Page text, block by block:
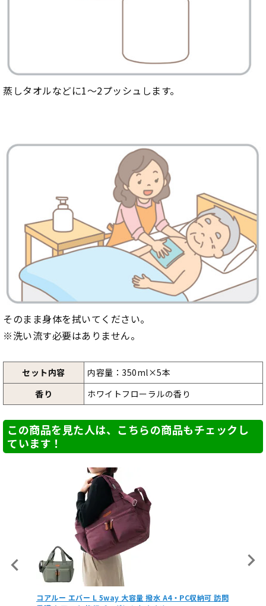
蒸しタオルなどに1～2プッシュします。
そのまま身体を拭いてください。
※洗い流す必要はありません。
セット内容
内容量：350ml×5本
香り
ホワイトフローラルの香り
この商品を見た人は、こちらの商品もチェックし
ています！
【非課税】ヒューゴステッキオフセット多点杖